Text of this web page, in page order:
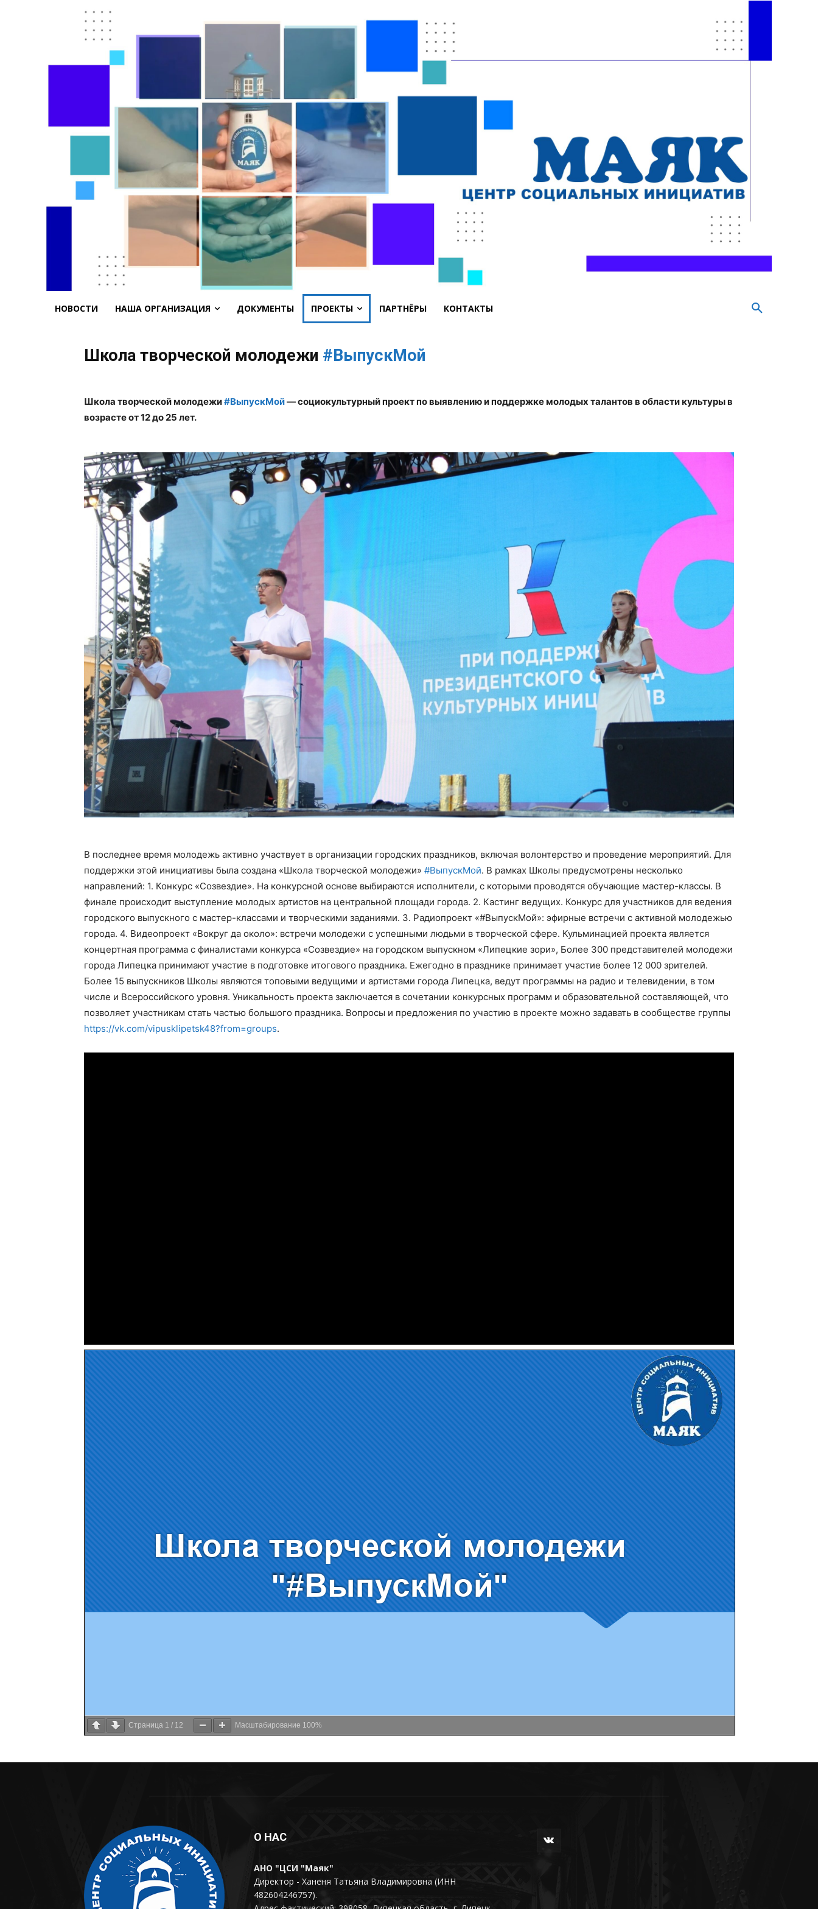
НОВОСТИ НАША ОРГАНИЗАЦИЯ ДОКУМЕНТЫ ПРОЕКТЫ ПАРТНЁРЫ КОНТАКТЫ
Школа творческой молодежи #ВыпускМой
Школа творческой молодежи#ВыпускМой— социокультурный проект по выявлению и поддержке молодых талантов в области культуры в
возрасте от 12 до 25 лет.
В последнее время молодежь активно участвует в организации городских праздников, включая волонтерство и проведение мероприятий. Для
поддержки этой инициативы была создана «Школа творческой молодежи» #ВыпускМой. В рамках Школы предусмотрены несколько
направлений: 1. Конкурс «Созвездие». На конкурсной основе выбираются исполнители, с которыми проводятся обучающие мастер-классы. В
финале происходит выступление молодых артистов на центральной площади города. 2. Кастинг ведущих. Конкурс для участников для ведения
городского выпускного с мастер-классами и творческими заданиями. 3. Радиопроект «#ВыпускМой»: эфирные встречи с активной молодежью
города. 4. Видеопроект «Вокруг да около»: встречи молодежи с успешными людьми в творческой сфере. Кульминацией проекта является
концертная программа с финалистами конкурса «Созвездие» на городском выпускном «Липецкие зори», Более 300 представителей молодежи
города Липецка принимают участие в подготовке итогового праздника. Ежегодно в празднике принимает участие более 12 000 зрителей.
Более 15 выпускников Школы являются топовыми ведущими и артистами города Липецка, ведут программы на радио и телевидении, в том
числе и Всероссийского уровня. Уникальность проекта заключается в сочетании конкурсных программ и образовательной составляющей, что
позволяет участникам стать частью большого праздника. Вопросы и предложения по участию в проекте можно задавать в сообществе группы
https://vk.com/vipusklipetsk48?from=groups.
Страница 1 / 12 Масштабирование 100%
О НАС
АНО "ЦСИ "Маяк"
Директор - Ханеня Татьяна Владимировна (ИНН
482604246757).